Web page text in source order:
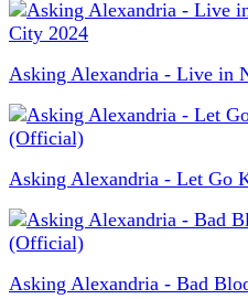
Asking Alexandria - Live in
Asking Alexandria - Let Go
Asking Alexandria - Bad